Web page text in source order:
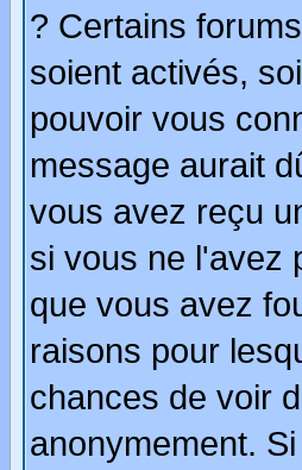
? Certains
soient activés,
pouvoir vous
message aurait
vous avez reçu
si vous ne l'avez
que vous avez
raisons pour
chances de voir
anonymement.